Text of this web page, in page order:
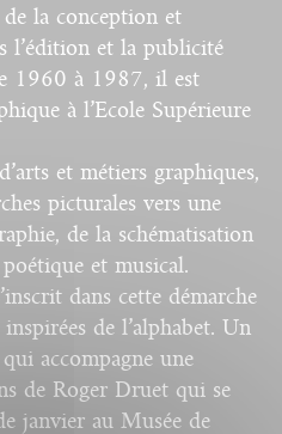
la conception et
l’édition et la publicité
1960 à 1987, il est
à l’Ecole Supérieure
et métiers graphiques,
picturales vers une
de la schématisation
et musical.
dans cette démarche
de l’alphabet. Un
accompagne une
de Roger Druet qui se
janvier au Musée de